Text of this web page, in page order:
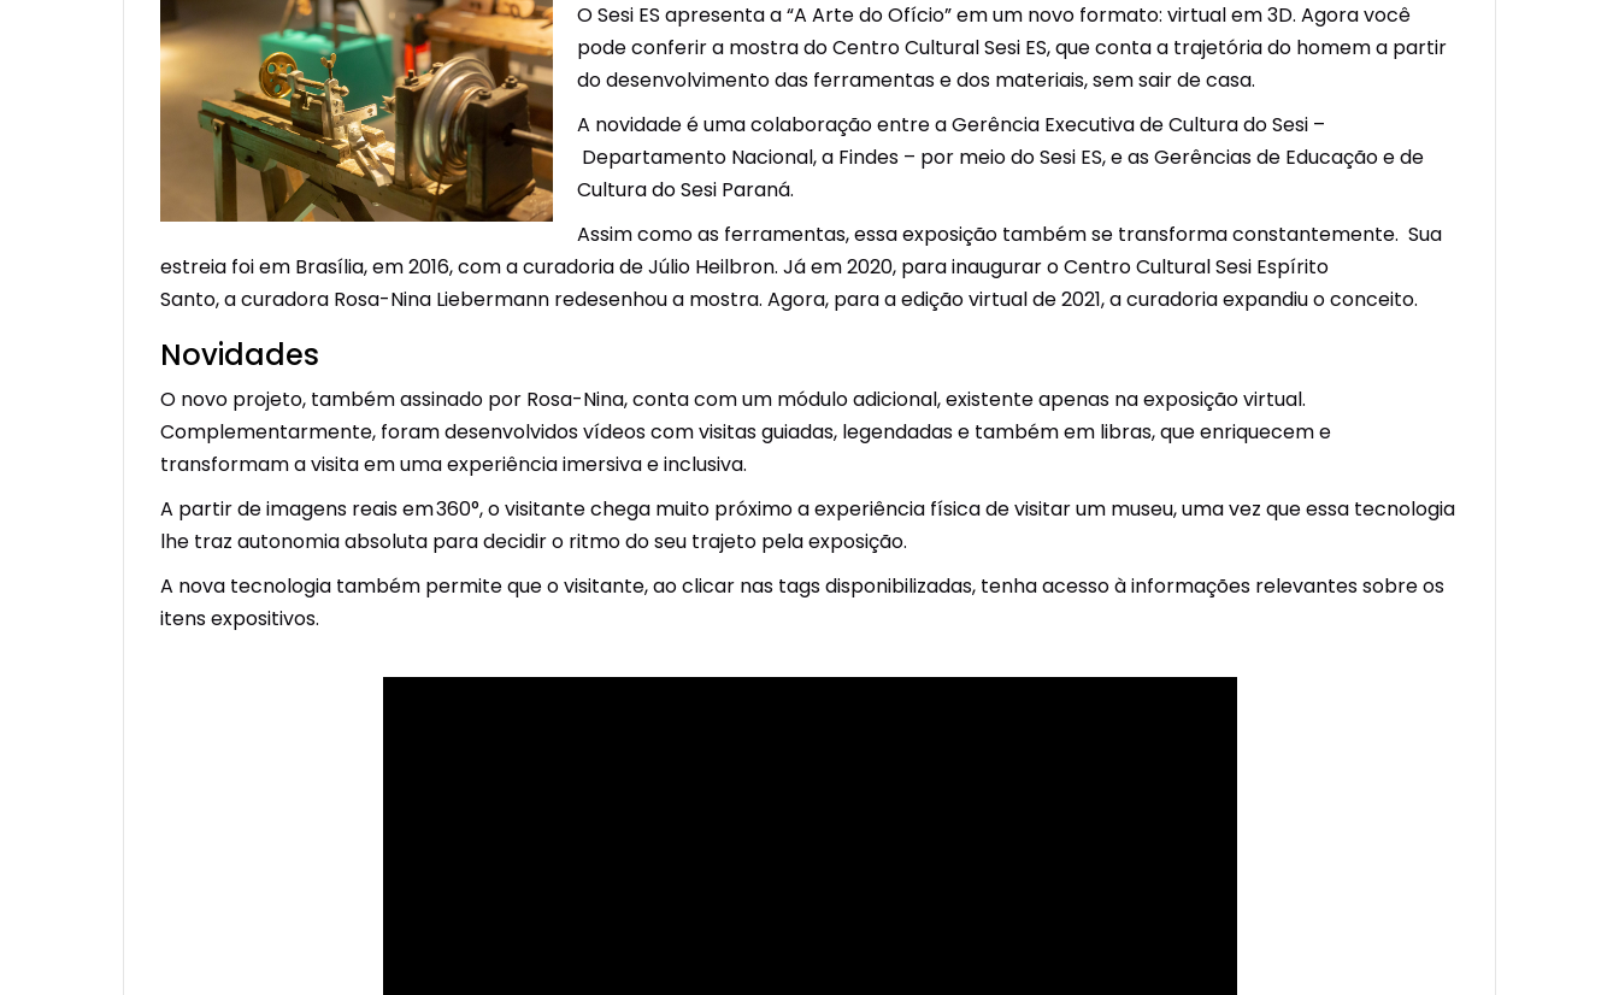
Educação In Company
Contrato de Seviços – SSI –
Saúde e Segurança na
Indústria
O Sesi ES apresenta a “A Arte do Ofício” em um novo formato: virtual em 3D. Agora você
pode conferir a mostra do Centro Cultural Sesi ES, que conta a trajetória do homem a partir
do desenvolvimento das ferramentas e dos materiais, sem sair de casa.
A novidade é uma colaboração entre a Gerência Executiva de Cultura do Sesi –
Departamento Nacional, a Findes – por meio do Sesi ES, e as Gerências de Educação e de
Cultura do Sesi Paraná.
Assim como as ferramentas, essa exposição também se transforma constantemente. Sua
estreia foi em Brasília, em 2016, com a curadoria de Júlio Heilbron. Já em 2020, para inaugurar o Centro Cultural Sesi Espírito
Santo, a curadora Rosa-Nina Liebermann redesenhou a mostra. Agora, para a edição virtual de 2021, a curadoria expandiu o conceito.
Novidades
O novo projeto, também assinado por Rosa-Nina, conta com um módulo adicional, existente apenas na exposição virtual.
Complementarmente, foram desenvolvidos vídeos com visitas guiadas, legendadas e também em libras, que enriquecem e
transformam a visita em uma experiência imersiva e inclusiva.
A partir de imagens reais em 360°, o visitante chega muito próximo a experiência física de visitar um museu, uma vez que essa tecnologia
lhe traz autonomia absoluta para decidir o ritmo do seu trajeto pela exposição.
A nova tecnologia também permite que o visitante, ao clicar nas tags disponibilizadas, tenha acesso à informações relevantes sobre os
itens expositivos.